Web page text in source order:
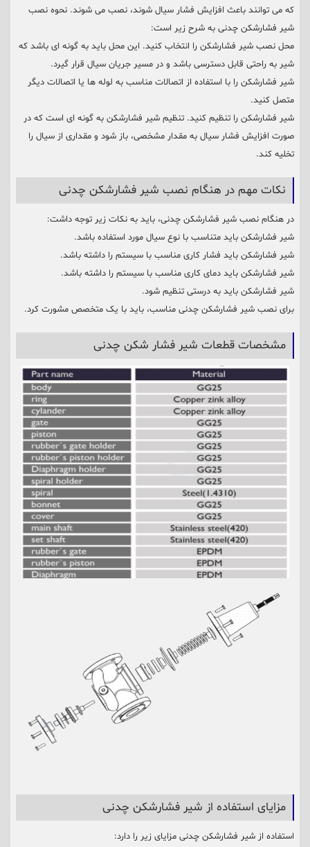
که می توانند باعث افزایش فشار سیال شوند، نصب می شوند. نحوه نصب
شیر فشارشکن چدنی به شرح زیر است:
محل نصب شیر فشارشکن را انتخاب کنید. این محل باید به گونه ای باشد که
شیر به راحتی قابل دسترسی باشد و در مسیر جریان سیال قرار گیرد.
شیر فشارشکن را با استفاده از اتصالات مناسب به لوله ها یا اتصالات دیگر
متصل کنید.
شیر فشارشکن را تنظیم کنید. تنظیم شیر فشارشکن به گونه ای است که در
صورت افزایش فشار سیال به مقدار مشخصی، باز شود و مقداری از سیال را
تخلیه کند.
نکات مهم در هنگام نصب شیر فشارشکن چدنی
در هنگام نصب شیر فشارشکن چدنی، باید به نکات زیر توجه داشت:
شیر فشارشکن باید متناسب با نوع سیال مورد استفاده باشد.
شیر فشارشکن باید فشار کاری مناسب با سیستم را داشته باشد.
شیر فشارشکن باید دمای کاری مناسب با سیستم را داشته باشد.
شیر فشارشکن باید به درستی تنظیم شود.
برای نصب شیر فشارشکن چدنی مناسب، باید با یک متخصص مشورت کرد.
مشخصات قطعات شیر فشار شکن چدنی
مزایای استفاده از شیر فشارشکن چدنی
استفاده از شیر فشارشکن چدنی مزایای زیر را دارد: